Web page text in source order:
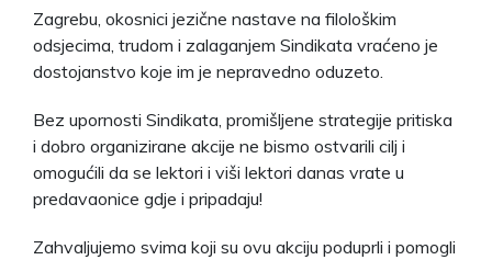
Zagrebu, okosnici jezične nastave na filološkim
odsjecima, trudom i zalaganjem Sindikata vraćeno je
dostojanstvo koje im je nepravedno oduzeto.
Bez upornosti Sindikata, promišljene strategije pritiska
i dobro organizirane akcije ne bismo ostvarili cilj i
omogućili da se lektori i viši lektori danas vrate u
predavaonice gdje i pripadaju!
Zahvaljujemo svima koji su ovu akciju poduprli i pomogli